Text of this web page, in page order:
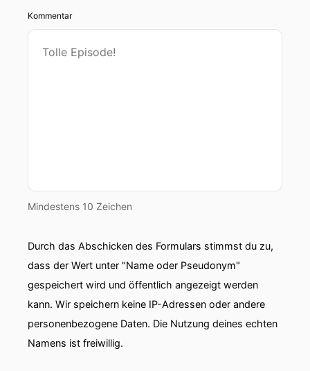
Kommentar
Mindestens 10 Zeichen
Durch das Abschicken des Formulars stimmst du zu,
dass der Wert unter "Name oder Pseudonym"
gespeichert wird und öffentlich angezeigt werden
kann. Wir speichern keine IP-Adressen oder andere
personenbezogene Daten. Die Nutzung deines echten
Namens ist freiwillig.